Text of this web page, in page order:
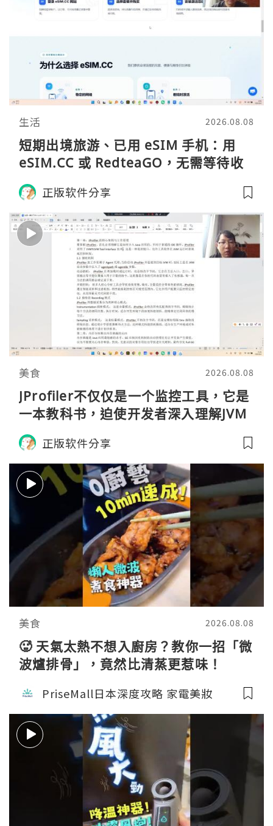
生活 2026.08.08
短期出境旅游、已用 eSIM 手机：用
eSIM.CC 或 RedteaGO，无需等待收
货。需要“当地号码 + 通话短信”（如打
车、外卖、客户联络）：优先
RedteaGO（明确提供通话短信套
餐）。长
正版软件分享
美食 2026.08.08
JProfiler不仅仅是一个监控工具，它是
一本教科书，迫使开发者深入理解JVM
的内存模型、垃圾回收机制和并发原
理。通过直观的可视化数据，它将抽象
的性能问题具象化为代码行号。对于一
名追求卓越的Java
正版软件分享
美食 2026.08.08
🥵 天氣太熱不想入廚房？教你一招「微
波爐排骨」，竟然比清蒸更惹味！
PriseMall日本深度攻略 家電美妝